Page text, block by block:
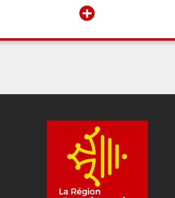
du public,
+